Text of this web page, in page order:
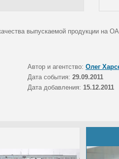
выпускаемой продукции на
Автор и агентство: Олег
Дата события: 29.09.2011
Дата добавления: 15.12.2011